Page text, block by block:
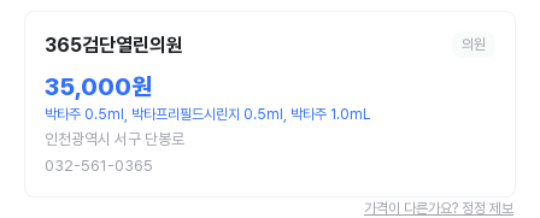
365검단열린의원 의원
35,000원
박타주 0.5ml, 박타프리필드시린지 0.5ml, 박타주 1.0mL
인천광역시 서구 단봉로
032-561-0365
가격이 다른가요? 정정 제보